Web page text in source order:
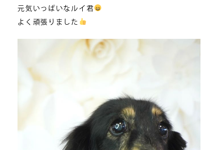
元気いっぱいなルイ君
よく頑張りました